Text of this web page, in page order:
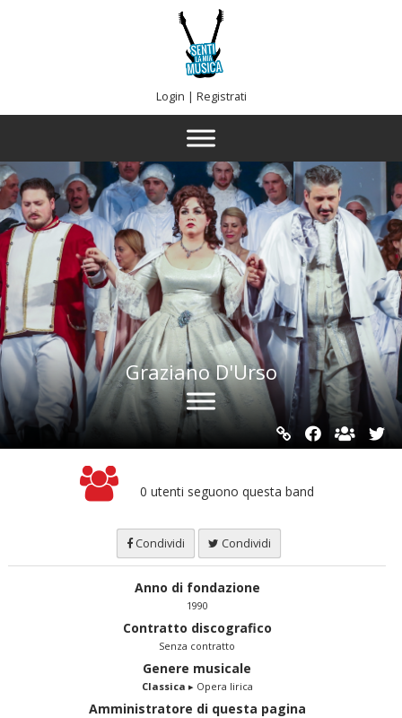
Login | Registrati
Graziano D'Urso
0 utenti seguono questa band
Condividi Condividi
Anno di fondazione
1990
Contratto discografico
Senza contratto
Genere musicale
Classica ▸ Opera lirica
Amministratore di questa pagina